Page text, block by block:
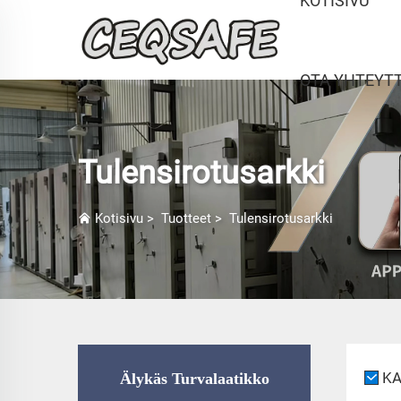
OTA
Tulensirotusarkki
Kotisivu > Tuotteet > Tulensirotusarkki
Älykäs Turvalaatikko